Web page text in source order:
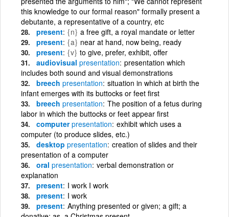
this knowledge to our formal reason" formally present a
debutante, a representative of a country, etc
present {n} a free gift, a royal mandate or letter
present {a} near at hand, now being, ready
present {v} to give, prefer, exhibit, offer
audiovisual presentation presentation which
includes both sound and visual demonstrations
breech presentation situation in which at birth the
infant emerges with its buttocks or feet first
breech presentation The position of a fetus during
labor in which the buttocks or feet appear first
computerpresentation exhibit which uses a
computer (to produce slides, etc.)
desktop presentation creation of slides and their
presentation of a computer
oral presentation verbal demonstration or
explanation
present I work I work
present I work
present Anything presented or given; a gift; a